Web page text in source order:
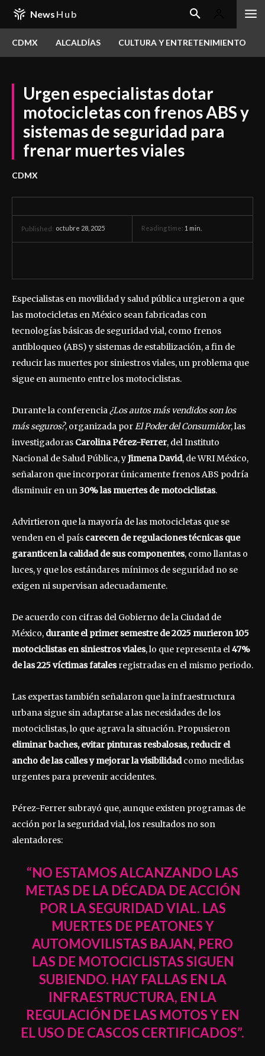
News Hub
CDMX ALCALDÍAS CULTURA Y ENTRETENIMIENTO
Urgen especialistas dotar
motocicletas con frenos ABS y
sistemas de seguridad para
frenar muertes viales
CDMX
Published: octubre 28, 2025 Reading time: 1 min.
Especialistas en movilidad y salud pública urgieron a que
las motocicletas en México sean fabricadas con
tecnologías básicas de seguridad vial, como frenos
antibloqueo (ABS) y sistemas de estabilización, a fin de
reducir las muertes por siniestros viales, un problema que
sigue en aumento entre los motociclistas.
Durante la conferencia¿Los autos más vendidos son los
más seguros?, organizada porEl Poder del Consumidor, las
investigadoras Carolina Pérez-Ferrer, del Instituto
Nacional de Salud Pública, yJimena David, de WRI México,
señalaron que incorporar únicamente frenos ABS podría
disminuir en un30% las muertes de motociclistas.
Advirtieron que la mayoría de las motocicletas que se
venden en el país carecen de regulaciones técnicas que
garanticen la calidad de sus componentes, como llantas o
luces, y que los estándares mínimos de seguridad no se
exigen ni supervisan adecuadamente.
De acuerdo con cifras del Gobierno de la Ciudad de
México, durante el primer semestre de 2025 murieron 105
motociclistas en siniestros viales, lo que representa el47%
de las 225 víctimas fatalesregistradas en el mismo periodo.
Las expertas también señalaron que la infraestructura
urbana sigue sin adaptarse a las necesidades de los
motociclistas, lo que agrava la situación. Propusieron
eliminar baches, evitar pinturas resbalosas, reducir el
ancho de las calles y mejorar la visibilidadcomo medidas
urgentes para prevenir accidentes.
Pérez-Ferrer subrayó que, aunque existen programas de
acción por la seguridad vial, los resultados no son
alentadores:
“NO ESTAMOS ALCANZANDO LAS
METAS DE LA DÉCADA DE ACCIÓN
POR LA SEGURIDAD VIAL. LAS
MUERTES DE PEATONES Y
AUTOMOVILISTAS BAJAN, PERO
LAS DE MOTOCICLISTAS SIGUEN
SUBIENDO. HAY FALLAS EN LA
INFRAESTRUCTURA, EN LA
REGULACIÓN DE LAS MOTOS Y EN
EL USO DE CASCOS CERTIFICADOS”.